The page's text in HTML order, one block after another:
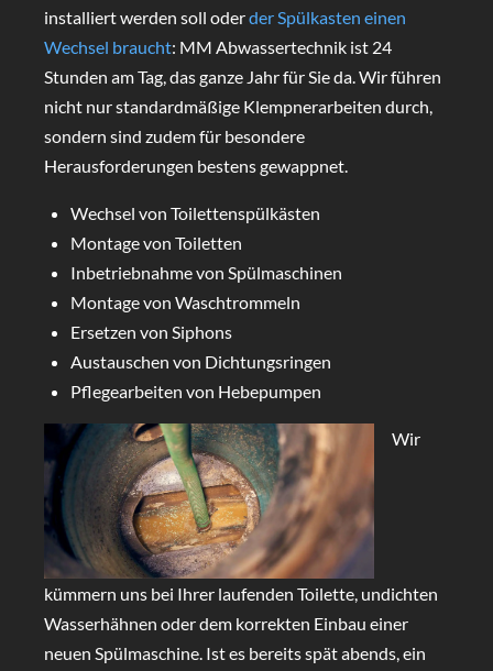
installiert werden soll oderder Spülkasten einen
Wechsel braucht: MM Abwassertechnik ist 24
Stunden am Tag, das ganze Jahr für Sie da. Wir führen
nicht nur standardmäßige Klempnerarbeiten durch,
sondern sind zudem für besondere
Herausforderungen bestens gewappnet.
Wechsel von Toilettenspülkästen
Montage von Toiletten
Inbetriebnahme von Spülmaschinen
Montage von Waschtrommeln
Ersetzen von Siphons
Austauschen von Dichtungsringen
Pflegearbeiten von Hebepumpen
Wir
kümmern uns bei Ihrer laufenden Toilette, undichten
Wasserhähnen oder dem korrekten Einbau einer
neuen Spülmaschine. Ist es bereits spät abends, ein